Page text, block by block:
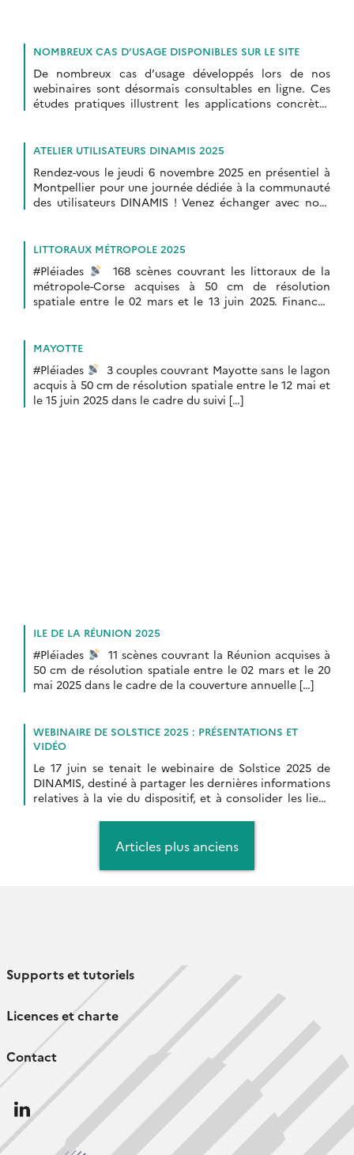
NOMBREUX CAS D’USAGE DISPONIBLES SUR LE SITE
De nombreux cas d’usage développés lors de nos
webinaires sont désormais consultables en ligne. Ces
études pratiques illustrent les applications concrètes
ATELIER UTILISATEURS DINAMIS 2025
Rendez-vous le jeudi 6 novembre 2025 en présentiel à
Montpellier pour une journée dédiée à la communauté
des utilisateurs DINAMIS ! Venez échanger avec nous
LITTORAUX MÉTROPOLE 2025
#Pléiades
168 scènes couvrant les littoraux de la
métropole-Corse acquises à 50 cm de résolution
spatiale entre le 02 mars et le 13 juin 2025. Financée
MAYOTTE
#Pléiades
3 couples couvrant Mayotte sans le lagon
acquis à 50 cm de résolution spatiale entre le 12 mai et
le 15 juin 2025 dans le cadre du suivi […]
ILE DE LA RÉUNION 2025
#Pléiades
11 scènes couvrant la Réunion acquises à
50 cm de résolution spatiale entre le 02 mars et le 20
mai 2025 dans le cadre de la couverture annuelle […]
WEBINAIRE DE SOLSTICE 2025 : PRÉSENTATIONS ET
VIDÉO
Le 17 juin se tenait le webinaire de Solstice 2025 de
DINAMIS, destiné à partager les dernières informations
relatives à la vie du dispositif, et à consolider les liens
Articles plus anciens
Supports et tutoriels
Licences et charte
Contact
Follow
us